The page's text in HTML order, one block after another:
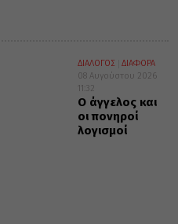
ΔΙΑΛΟΓΟΣ
ΔΙΑΦΟΡΑ
08 Αυγούστου 2026
11:32
Ο άγγελος και
οι πονηροί
λογισμοί